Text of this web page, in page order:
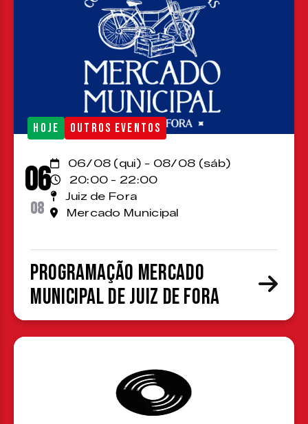
HOJE OUTROS EVENTOS
06
08
06/08 (qui) - 08/08 (sáb)
20:00 - 22:00
Juiz de Fora
Mercado Municipal
Programação Mercado
Municipal de Juiz de Fora